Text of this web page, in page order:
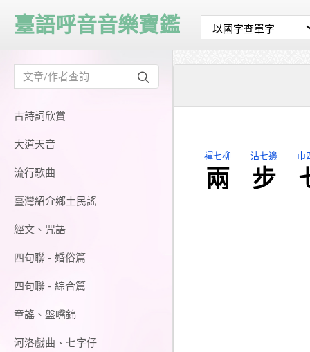
古詩詞欣賞
大道天音
流行歌曲
臺灣紹介鄉土民謠
經文、咒語
四句聯 - 婚俗篇
四句聯 - 綜合篇
童謠、盤嘴錦
河洛戲曲、七字仔
臺語呼音音樂寶鑑
褌七柳
兩
沽七邊
步
巾